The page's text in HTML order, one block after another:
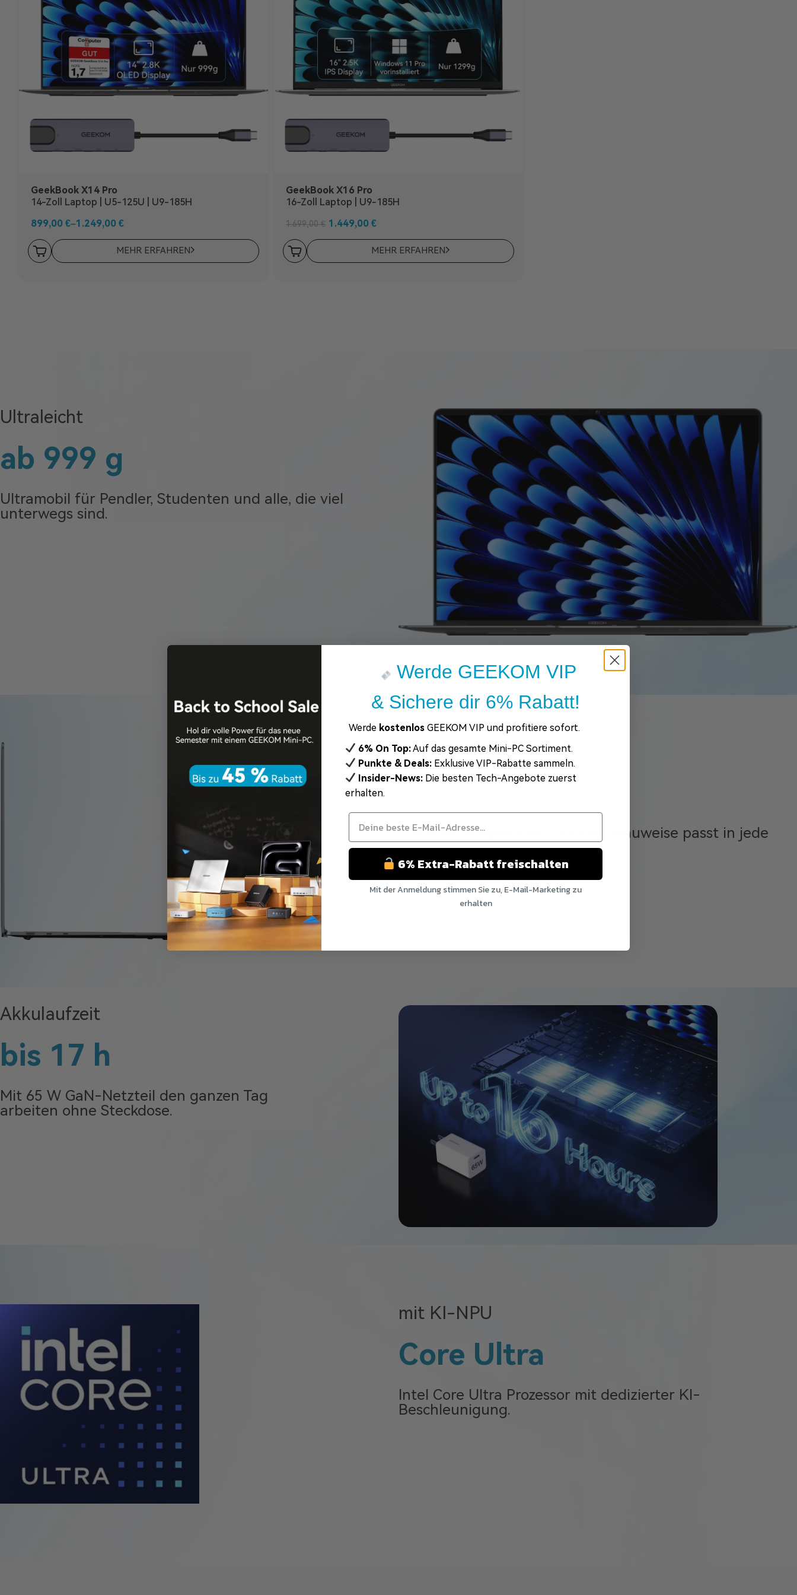
GeekBook X14 Pro
14-Zoll Laptop | U5-125U | U9-185H
899,00 €–1.249,00 €
MEHR ERFAHREN
GeekBook X16 Pro
16-Zoll Laptop | U9-185H
1.699,00€ 1.449,00 €
MEHR ERFAHREN
Ultraleicht
ab 999 g
Ultramobil für Pendler, Studenten und alle, die viel
unterwegs sind.
Dünn und Leicht
ab 6 mm
Schlanke Magnesium-Unibody-Bauweise passt in jede
Tasche.
Akkulaufzeit
bis 17 h
Mit 65 W GaN-Netzteil den ganzen Tag
arbeiten ohne Steckdose.
mit KI-NPU
Core Ultra
Intel Core Ultra Prozessor mit dedizierter KI-
Beschleunigung.
Werde GEEKOM VIP
& Sichere dir 6% Rabatt!
Werde kostenlos GEEKOM VIP und profitiere sofort.
6% On Top:Auf das gesamte Mini-PC Sortiment.
Punkte & Deals: Exklusive VIP-Rabatte sammeln.
Insider-News: Die besten Tech-Angebote zuerst
erhalten.
6% Extra-Rabatt freischalten
Mit der Anmeldung stimmen Sie zu, E-Mail-Marketing zu
erhalten